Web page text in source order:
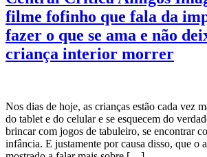
filme fofinho que fala da
fazer o que se ama e não
criança interior morrer
Nos dias de hoje, as crianças estão cada vez
do tablet e do celular e se esquecem do
brincar com jogos de tabuleiro, se encontrar
infância. E justamente por causa disso, que o